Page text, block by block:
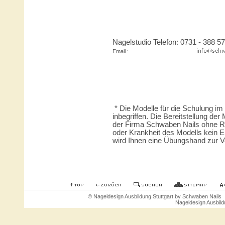
Nagelstudio Telefon: 0731 - 388
Email :
* Die Modelle für die Schulung
inbegriffen. Die Bereitstellung der
der Firma Schwaben Nails ohne
oder Krankheit des Modells kein
wird Ihnen eine Übungshand zur
© Nageldesign Ausbildung Stuttgart by Schwaben
Nageldesign